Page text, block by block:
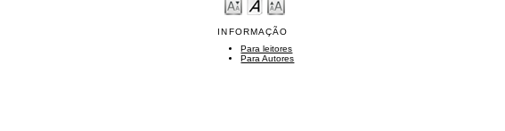
INFORMAÇÃO
Para leitores
Para Autores